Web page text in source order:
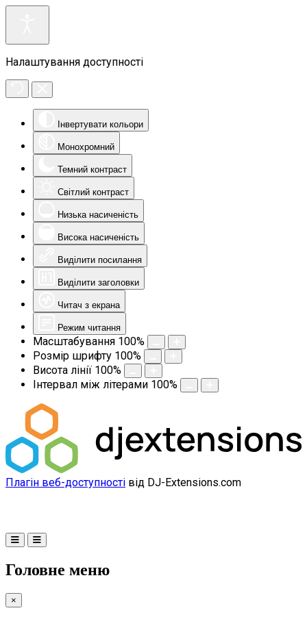
Налаштування доступності
Інвертувати кольори
Монохромний
Темний контраст
Світлий контраст
Низька насиченість
Висока насиченість
Виділити посилання
Виділити заголовки
Читач з екрана
Режим читання
Масштабування 100%
Розмір шрифту 100%
Висота лінії 100%
Інтервал між літерами 100%
Плагін веб-доступності від DJ-Extensions.com
Головне меню
×